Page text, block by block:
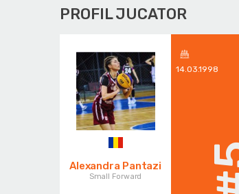
PROFIL JUCATOR
Alexandra Pantazi
Small Forward
14.03.1998